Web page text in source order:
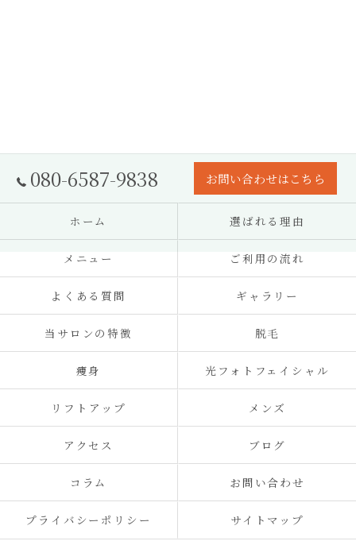
080-6587-9838 お問い合わせはこちら
ホーム 選ばれる理由
メニュー ご利用の流れ
よくある質問 ギャラリー
当サロンの特徴 脱毛
痩身 光フォトフェイシャル
リフトアップ メンズ
アクセス ブログ
コラム お問い合わせ
プライバシーポリシー サイトマップ